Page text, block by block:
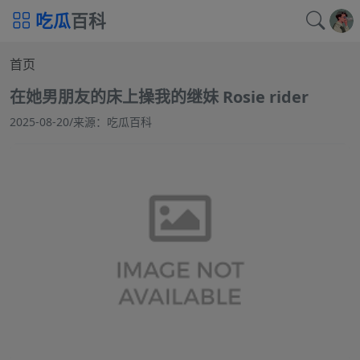
吃瓜百科
首页
在她男朋友的床上操我的继妹 Rosie rider
2025-08-20/来源：吃瓜百科